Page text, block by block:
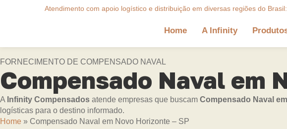
Atendimento com apoio logístico e distribuição em diversas regiões do
Home A Infinity
FORNECIMENTO DE COMPENSADO NAVAL
Compensado Naval em
A Infinity Compensados atende empresas que buscam Compensado Naval
logísticas para o destino informado.
Home » Compensado Naval em Novo Horizonte – SP